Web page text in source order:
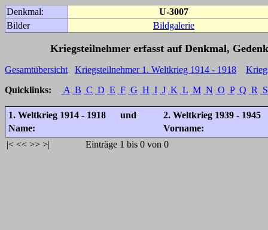
Denkmal:
U-3007
Bilder
Bildgalerie
Kriegsteilnehmer erfasst auf Denkmal,
Gesamtübersicht Kriegsteilnehmer 1. Weltkrieg 1914 - 1918
Quicklinks:
A B C D E F G H I J K L M N O P Q R S
1. Weltkrieg 1914 - 1918 und
2. Weltkrieg 1939 - 1945
Name:
Vorname:
|< << >> >| Einträge 1 bis 0 von 0